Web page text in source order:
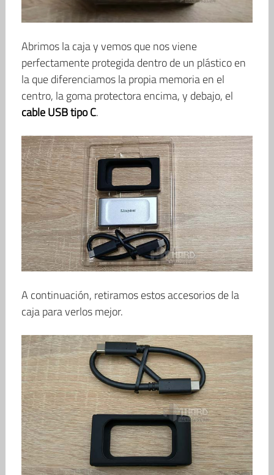
Abrimos la caja y vemos que nos viene
perfectamente protegida dentro de un plástico en
la que diferenciamos la propia memoria en el
centro, la goma protectora encima, y debajo, el
cable USB tipo C.
A continuación, retiramos estos accesorios de la
caja para verlos mejor.